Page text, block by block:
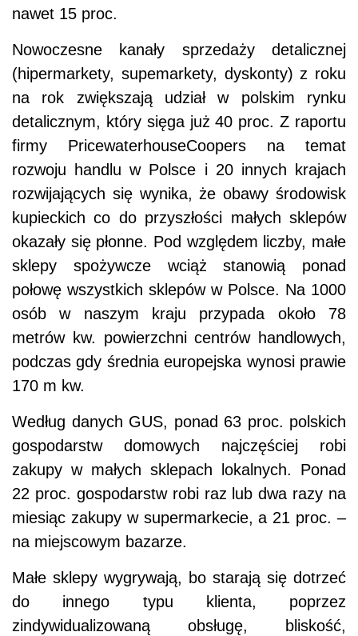
nawet 15 proc.
Nowoczesne kanały sprzedaży detalicznej
(hipermarkety, supemarkety, dyskonty) z roku
na rok zwiększają udział w polskim rynku
detalicznym, który sięga już 40 proc. Z raportu
firmy PricewaterhouseCoopers na temat
rozwoju handlu w Polsce i 20 innych krajach
rozwijających się wynika, że obawy środowisk
kupieckich co do przyszłości małych sklepów
okazały się płonne. Pod względem liczby, małe
sklepy spożywcze wciąż stanowią ponad
połowę wszystkich sklepów w Polsce. Na 1000
osób w naszym kraju przypada około 78
metrów kw. powierzchni centrów handlowych,
podczas gdy średnia europejska wynosi prawie
170 m kw.
Według danych GUS, ponad 63 proc. polskich
gospodarstw domowych najczęściej robi
zakupy w małych sklepach lokalnych. Ponad
22 proc. gospodarstw robi raz lub dwa razy na
miesiąc zakupy w supermarkecie, a 21 proc. –
na miejscowym bazarze.
Małe sklepy wygrywają, bo starają się dotrzeć
do innego typu klienta, poprzez
zindywidualizowaną obsługę, bliskość,